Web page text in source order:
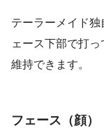
テーラーメイド
ェース下部で打
維持できます。
フェース（顔）